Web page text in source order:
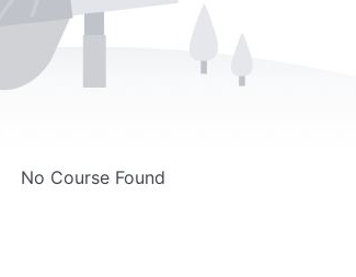
No Course Found